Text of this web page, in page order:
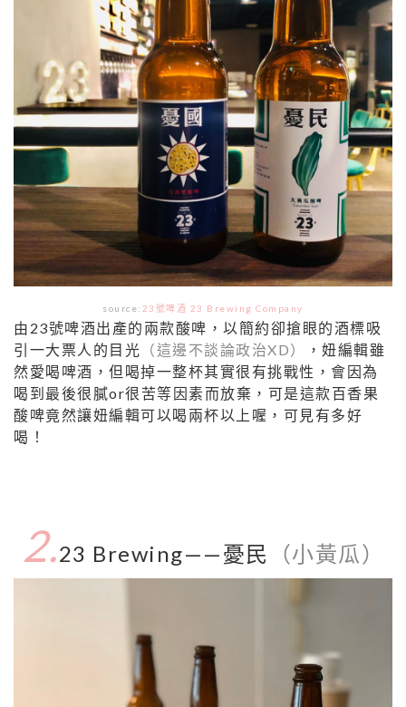
source: 23號啤酒 23 Brewing Company
由23號啤酒出產的兩款酸啤，以簡約卻搶眼的酒標吸
引一大票人的目光 （這邊不談論政治XD）
，妞編輯雖
然愛喝啤酒，但喝掉一整杯其實很有挑戰性，會因為
喝到最後很膩or很苦等因素而放棄，可是這款百香果
酸啤竟然讓妞編輯可以喝兩杯以上喔，可見有多好
喝！
2.23 Brewing——憂民 （小黃瓜）